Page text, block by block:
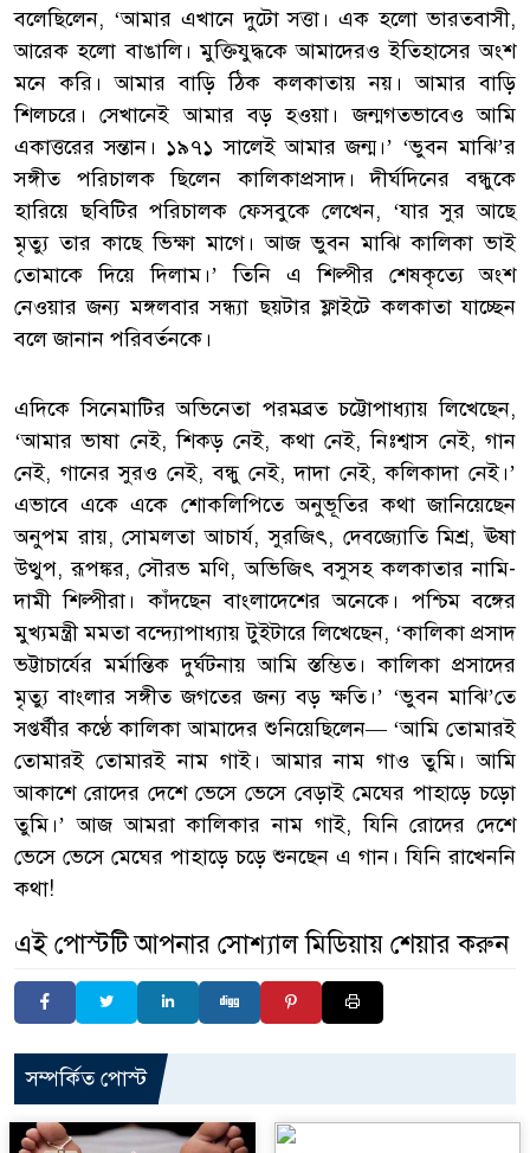
বলেছিলেন, ‘আমার এখানে দুটো সত্তা। এক হলো ভারতবাসী,
আরেক হলো বাঙালি। মুক্তিযুদ্ধকে আমাদেরও ইতিহাসের অংশ
মনে করি। আমার বাড়ি ঠিক কলকাতায় নয়। আমার বাড়ি
শিলচরে। সেখানেই আমার বড় হওয়া। জন্মগতভাবেও আমি
একাত্তরের সন্তান। ১৯৭১ সালেই আমার জন্ম।’ ‘ভুবন মাঝি’র
সঙ্গীত পরিচালক ছিলেন কালিকাপ্রসাদ। দীর্ঘদিনের বন্ধুকে
হারিয়ে ছবিটির পরিচালক ফেসবুকে লেখেন, ‘যার সুর আছে
মৃত্যু তার কাছে ভিক্ষা মাগে। আজ ভুবন মাঝি কালিকা ভাই
তোমাকে দিয়ে দিলাম।’ তিনি এ শিল্পীর শেষকৃত্যে অংশ
নেওয়ার জন্য মঙ্গলবার সন্ধ্যা ছয়টার ফ্লাইটে কলকাতা যাচ্ছেন
বলে জানান পরিবর্তনকে।
এদিকে সিনেমাটির অভিনেতা পরমব্রত চট্টোপাধ্যায় লিখেছেন,
‘আমার ভাষা নেই, শিকড় নেই, কথা নেই, নিঃশ্বাস নেই, গান
নেই, গানের সুরও নেই, বন্ধু নেই, দাদা নেই, কলিকাদা নেই।’
এভাবে একে একে শোকলিপিতে অনুভূতির কথা জানিয়েছেন
অনুপম রায়, সোমলতা আচার্য, সুরজিৎ, দেবজ্যোতি মিশ্র, ঊষা
উত্থুপ, রূপঙ্কর, সৌরভ মণি, অভিজিৎ বসুসহ কলকাতার নামি-
দামী শিল্পীরা। কাঁদছেন বাংলাদেশের অনেকে। পশ্চিম বঙ্গের
মুখ্যমন্ত্রী মমতা বন্দ্যোপাধ্যায় টুইটারে লিখেছেন, ‘কালিকা প্রসাদ
ভট্টাচার্যের মর্মান্তিক দুর্ঘটনায় আমি স্তম্ভিত। কালিকা প্রসাদের
মৃত্যু বাংলার সঙ্গীত জগতের জন্য বড় ক্ষতি।’ ‘ভুবন মাঝি’তে
সপ্তর্ষীর কণ্ঠে কালিকা আমাদের শুনিয়েছিলেন— ‘আমি তোমারই
তোমারই তোমারই নাম গাই। আমার নাম গাও তুমি। আমি
আকাশে রোদের দেশে ভেসে ভেসে বেড়াই মেঘের পাহাড়ে চড়ো
তুমি।’ আজ আমরা কালিকার নাম গাই, যিনি রোদের দেশে
ভেসে ভেসে মেঘের পাহাড়ে চড়ে শুনছেন এ গান। যিনি রাখেননি
কথা!
এই পোস্টটি আপনার সোশ্যাল মিডিয়ায় শেয়ার করুন
সম্পর্কিত পোস্ট